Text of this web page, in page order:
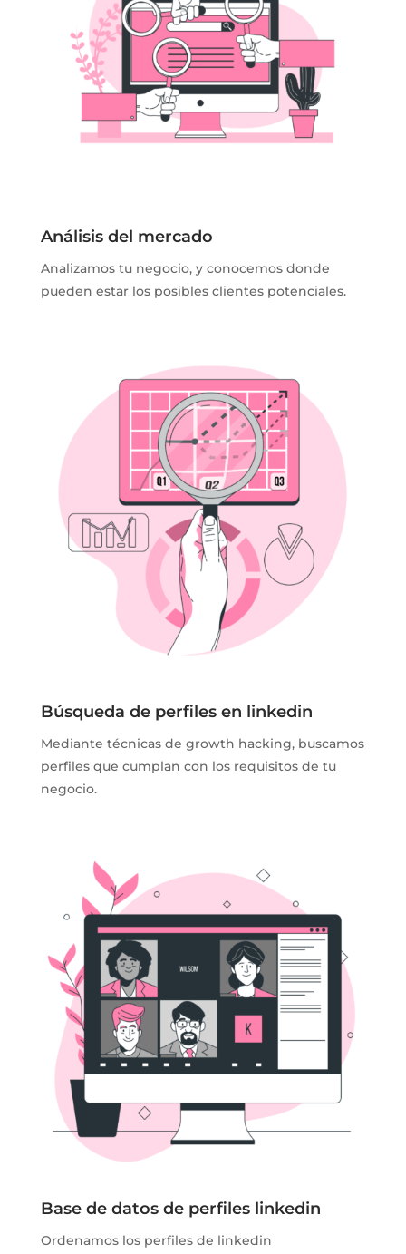
Análisis del mercado
Analizamos tu negocio, y conocemos donde
pueden estar los posibles clientes potenciales.
Búsqueda de perfiles en linkedin
Mediante técnicas de growth hacking, buscamos
perfiles que cumplan con los requisitos de tu
negocio.
Base de datos de perfiles linkedin
Ordenamos los perfiles de linkedin